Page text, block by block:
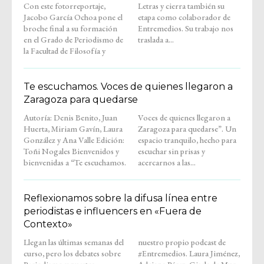
Con este fotorreportaje,
Jacobo García Ochoa pone el
broche final a su formación
en el Grado de Periodismo de
la Facultad de Filosofía y
Letras y cierra también su
etapa como colaborador de
Entremedios. Su trabajo nos
traslada a...
Te escuchamos. Voces de quienes llegaron a
Zaragoza para quedarse
Autoría: Denis Benito, Juan
Huerta, Miriam Gavín, Laura
González y Ana Valle Edición:
Toñi Nogales Bienvenidos y
bienvenidas a “Te escuchamos.
Voces de quienes llegaron a
Zaragoza para quedarse”. Un
espacio tranquilo, hecho para
escuchar sin prisas y
acercarnos a las...
Reflexionamos sobre la difusa línea entre
periodistas e influencers en «Fuera de
Contexto»
Llegan las últimas semanas del
curso, pero los debates sobre
nuestro propio podcast de
#Entremedios. Laura Jiménez,